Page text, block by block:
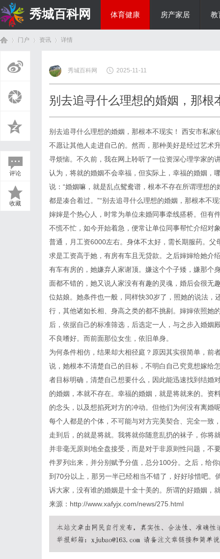
秀城百科网 体育健康 房产家居 教
门户 资讯
›
详情
评论
收藏
秀城百科网 2025-11-11
别去追寻什么理想的婚姻，那根
别去追寻什么理想的婚姻，那根本不现实！ 西安市私家
不愿让其他人走进自己的。然而，那种美好是经过艺术
寻烦恼。不久前，我在网上聆听了一位资深心理学家的
认为，将就的婚姻不会幸福，但实际上，幸福的婚姻，
说：“婚姻嘛，就是乱点鸳鸯谱，根本不存在所谓理想
都是凑合着过。”“别去追寻什么理想的婚姻，那根本不
婶婶是个热心人，时常为单位未婚同事牵线搭桥。但有
不慌不忙，如今开始着急，便常让单位同事帮忙介绍对
普通，月工资6000左右。身体不太好，需长期服药。
求是工资高于她，有房有车且无贷款。之后婶婶给她介
有车有房的，她嫌弃人家谢顶。嫌这个个子矮，嫌那个
面都不错的，她又说人家没有有趣的灵魂，婚后会很无
位姑娘。她条件也一般，同样快30岁了，照她的说法
行，其他诸如长相、身高之类的都不挑剔。婶婶依照她
后，依据自己的标准筛选，后选定一人，与之步入婚姻
不良嗜好。而前面那位女生，依旧单身。
为何条件相仿，结果却大相径庭？原因其实很简单，前
说，她根本不清楚自己的目标，不明白自己究竟想嫁给
者目标明确，清楚自己想要什么，因此能迅速找到结婚
的婚姻，本就不存在。幸福的婚姻，就是将就来的。资
的念头，以及想掐死对方的冲动。但他们为何没有离婚
每个人都是的个体，不可能与对方完美契合、完全一致
走到后，的就是将就。我将就你随意乱扔的袜子，你将
并非毫无原则地全盘接受，而是对于非原则性问题，不
件罗列出来，并分别赋予分值，总分100分。之后，给
到70分以上，那另一半已经相当不错了，好好珍惜吧
诉大家，没有谁的婚姻是十全十美的。所谓的好婚姻
来源：http://www.xafyjx.com/news/275.html